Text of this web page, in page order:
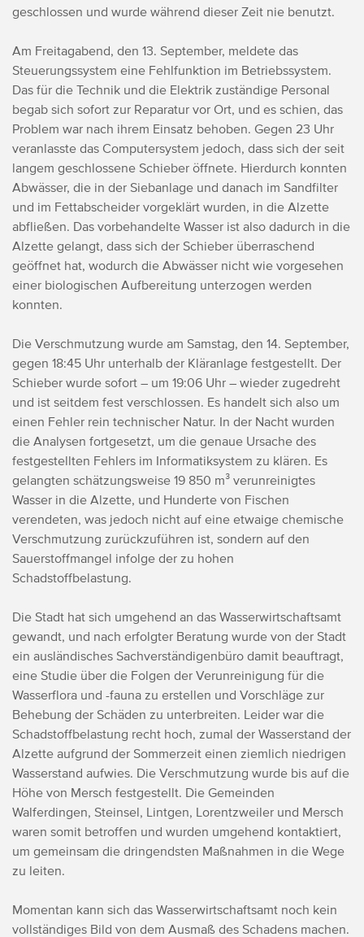
geschlossen und wurde während dieser Zeit nie benutzt.
Am Freitagabend, den 13. September, meldete das
Steuerungssystem eine Fehlfunktion im Betriebssystem.
Das für die Technik und die Elektrik zuständige Personal
begab sich sofort zur Reparatur vor Ort, und es schien, das
Problem war nach ihrem Einsatz behoben. Gegen 23 Uhr
veranlasste das Computersystem jedoch, dass sich der seit
langem geschlossene Schieber öffnete. Hierdurch konnten
Abwässer, die in der Siebanlage und danach im Sandfilter
und im Fettabscheider vorgeklärt wurden, in die Alzette
abfließen. Das vorbehandelte Wasser ist also dadurch in die
Alzette gelangt, dass sich der Schieber überraschend
geöffnet hat, wodurch die Abwässer nicht wie vorgesehen
einer biologischen Aufbereitung unterzogen werden
konnten.
Die Verschmutzung wurde am Samstag, den 14. September,
gegen 18:45 Uhr unterhalb der Kläranlage festgestellt. Der
Schieber wurde sofort – um 19:06 Uhr – wieder zugedreht
und ist seitdem fest verschlossen. Es handelt sich also um
einen Fehler rein technischer Natur. In der Nacht wurden
die Analysen fortgesetzt, um die genaue Ursache des
festgestellten Fehlers im Informatiksystem zu klären. Es
gelangten schätzungsweise 19 850 m³ verunreinigtes
Wasser in die Alzette, und Hunderte von Fischen
verendeten, was jedoch nicht auf eine etwaige chemische
Verschmutzung zurückzuführen ist, sondern auf den
Sauerstoffmangel infolge der zu hohen
Schadstoffbelastung.
Die Stadt hat sich umgehend an das Wasserwirtschaftsamt
gewandt, und nach erfolgter Beratung wurde von der Stadt
ein ausländisches Sachverständigenbüro damit beauftragt,
eine Studie über die Folgen der Verunreinigung für die
Wasserflora und -fauna zu erstellen und Vorschläge zur
Behebung der Schäden zu unterbreiten. Leider war die
Schadstoffbelastung recht hoch, zumal der Wasserstand der
Alzette aufgrund der Sommerzeit einen ziemlich niedrigen
Wasserstand aufwies. Die Verschmutzung wurde bis auf die
Höhe von Mersch festgestellt. Die Gemeinden
Walferdingen, Steinsel, Lintgen, Lorentzweiler und Mersch
waren somit betroffen und wurden umgehend kontaktiert,
um gemeinsam die dringendsten Maßnahmen in die Wege
zu leiten.
Momentan kann sich das Wasserwirtschaftsamt noch kein
vollständiges Bild von dem Ausmaß des Schadens machen.